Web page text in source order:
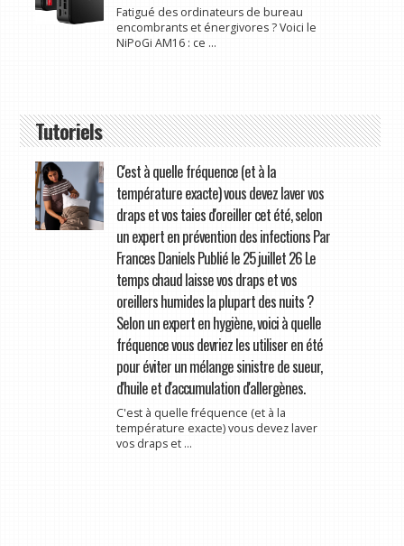
Fatigué des ordinateurs de bureau
encombrants et énergivores ? Voici le
NiPoGi AM16 : ce ...
Tutoriels
C'est à quelle fréquence (et à la
température exacte) vous devez laver vos
draps et vos taies d'oreiller cet été, selon
un expert en prévention des infections Par
Frances Daniels Publié le 25 juillet 26 Le
temps chaud laisse vos draps et vos
oreillers humides la plupart des nuits ?
Selon un expert en hygiène, voici à quelle
fréquence vous devriez les utiliser en été
pour éviter un mélange sinistre de sueur,
d'huile et d'accumulation d'allergènes.
C'est à quelle fréquence (et à la
température exacte) vous devez laver
vos draps et ...